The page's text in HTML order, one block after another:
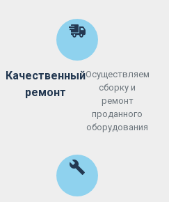
Качественный
ремонт
Осуществляем
сборку и
ремонт
проданного
оборудования